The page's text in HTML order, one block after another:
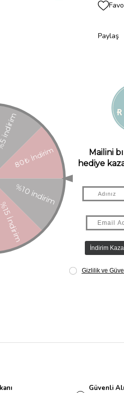
Paylaş
YORUMLAR ÖDEME
laboratuvar testli oyuncak.
resimlenmiştir. 2 yaş ve
Güvenli